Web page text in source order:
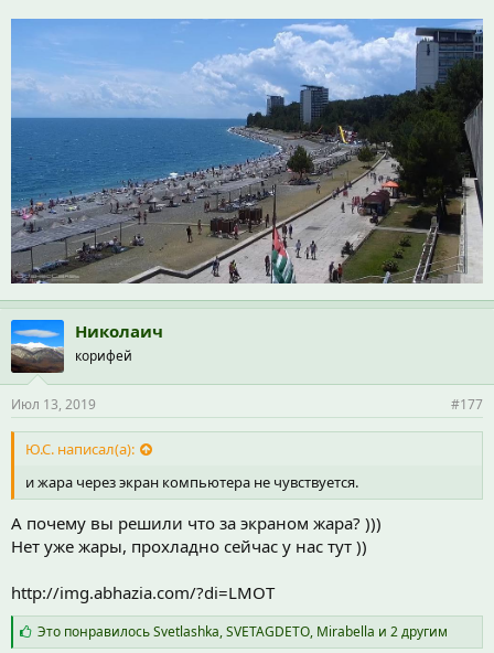
Николаич
корифей
Июл 13, 2019 #177
Ю.С. написал(а):
и жара через экран компьютера не чувствуется.
А почему вы решили что за экраном жара? )))
Нет уже жары, прохладно сейчас у нас тут ))
http://img.abhazia.com/?di=LMOT
С
и
Это понравилосьSvetlashka,SVETAGDETO, Mirabella и 2 другим